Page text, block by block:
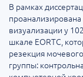
В рамках
визуализации у
шкале EORTC,
резекция
группы: